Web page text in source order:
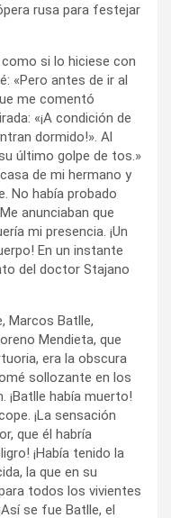
rusa para festejar
si lo hiciese con
«Pero antes de ir al
me comentó
«¡A condición de
dormido!». Al
último golpe de tos.»
de mi hermano y
No había probado
anunciaban que
mi presencia. ¡Un
En un instante
del doctor Stajano
Marcos Batlle,
Mendieta, que
era la obscura
sollozante en los
¡Batlle había muerto!
¡La sensación
que él habría
¡Había tenido la
la que en su
todos los vivientes
se fue Batlle, el